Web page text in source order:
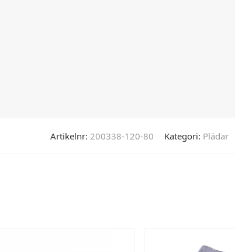
Artikelnr: 200338-120-80 Kategori: Plädar